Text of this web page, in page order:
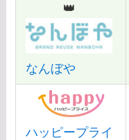
👑
なんぼや
ハッピープライ